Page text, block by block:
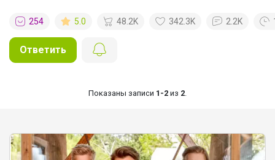
254 5.0 48.2K 342.3K 2.2K
Ответить
Показаны записи 1-2 из 2